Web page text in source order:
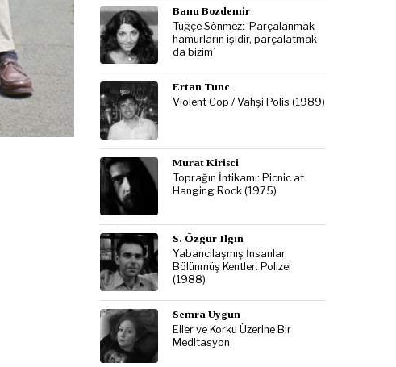
Banu Bozdemir
Tuğçe Sönmez: ‘Parçalanmak
hamurların işidir, parçalatmak
da bizim’
Ertan Tunc
Violent Cop / Vahşi Polis (1989)
Murat Kirisci
Toprağın İntikamı: Picnic at
Hanging Rock (1975)
S. Özgür Ilgın
Yabancılaşmış İnsanlar,
Bölünmüş Kentler: Polizei
(1988)
Semra Uygun
Eller ve Korku Üzerine Bir
Meditasyon